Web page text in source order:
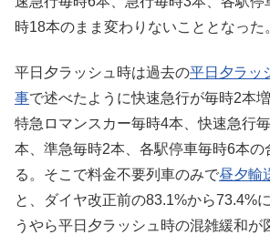
時18本のまま変わりないこととなった
平日夕ラッシュ時は過去の平日夕ラッ
事で述べたように快速急行が毎時2本
特急ロマンスカー毎時4本、快速急行
本、準急毎時2本、各駅停車毎時6本の
る。そこで料金不要列車のみで昼夕輸
と、ダイヤ改正前の83.1%から73.4%
うやら平日夕ラッシュ時の混雑緩和が